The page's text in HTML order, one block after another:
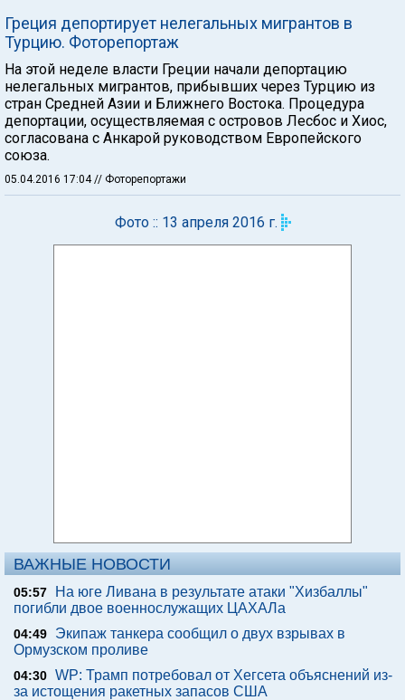
Греция депортирует нелегальных мигрантов в
Турцию. Фоторепортаж
На этой неделе власти Греции начали депортацию
нелегальных мигрантов, прибывших через Турцию из
стран Средней Азии и Ближнего Востока. Процедура
депортации, осуществляемая с островов Лесбос и Хиос,
согласована с Анкарой руководством Европейского
союза.
05.04.2016 17:04// Фоторепортажи
Фото :: 13 апреля 2016 г.
ВАЖНЫЕ НОВОСТИ
05:57
На юге Ливана в результате атаки "Хизбаллы"
погибли двое военнослужащих ЦАХАЛа
04:49
Экипаж танкера сообщил о двух взрывах в
Ормузском проливе
04:30 WP: Трамп потребовал от Хегсета объяснений из-
за истощения ракетных запасов США